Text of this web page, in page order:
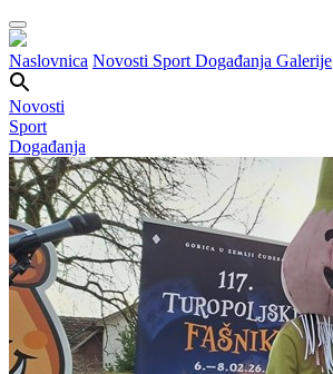
Naslovnica Novosti Sport Događanja Galerije
Novosti
Sport
Događanja